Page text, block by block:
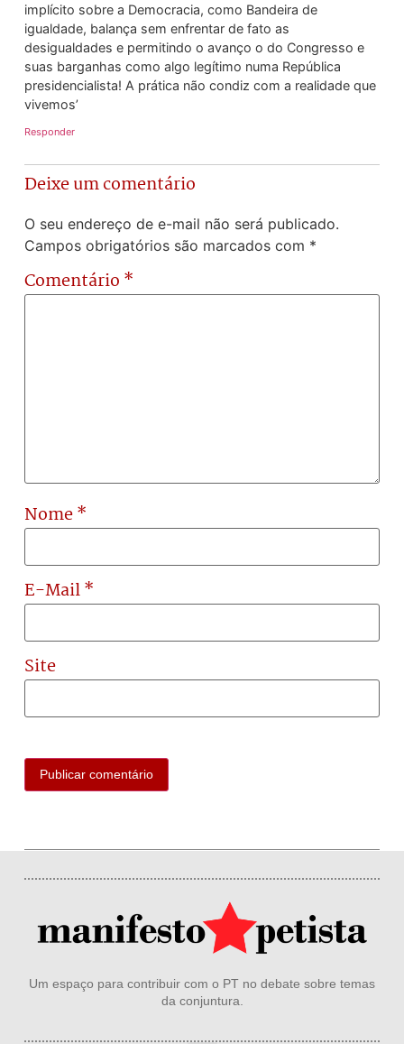
implícito sobre a Democracia, como Bandeira de
igualdade, balança sem enfrentar de fato as
desigualdades e permitindo o avanço o do Congresso e
suas barganhas como algo legítimo numa República
presidencialista! A prática não condiz com a realidade que
vivemos’
Responder
Deixe um comentário
O seu endereço de e-mail não será publicado.
Campos obrigatórios são marcados com *
Comentário *
Nome*
E-Mail*
Site
Um espaço para contribuir com o PT no debate sobre temas
da conjuntura.